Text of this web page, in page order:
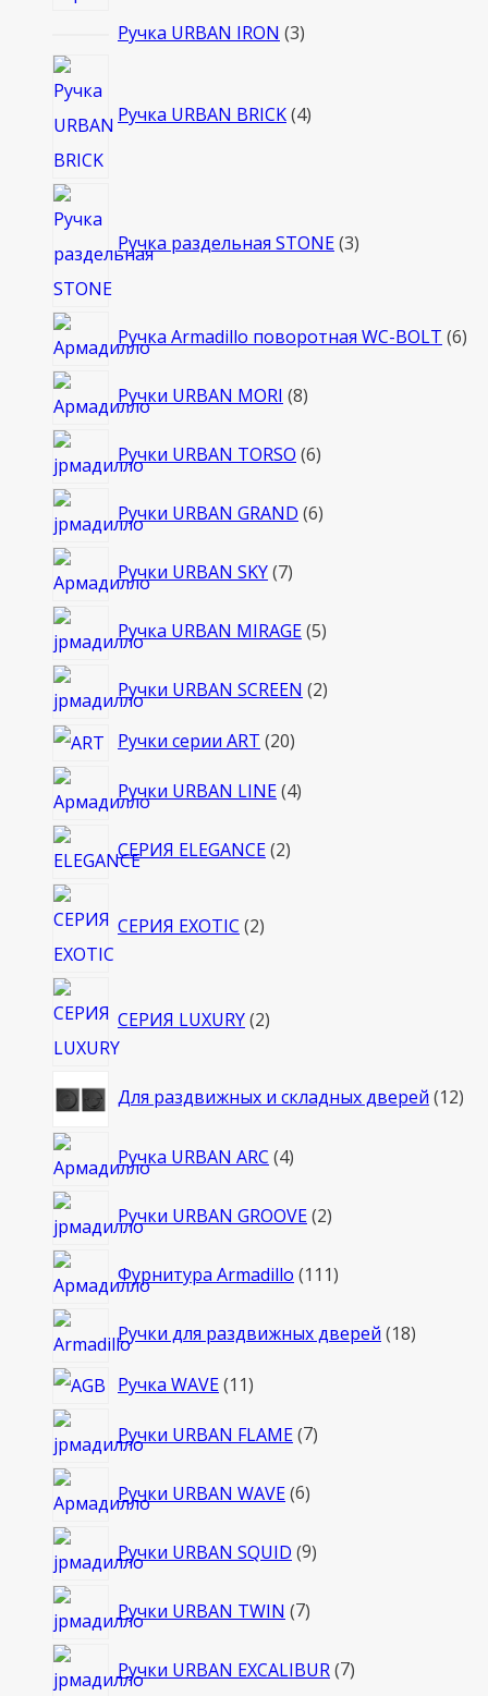
Ручка URBAN IRON 33
Ручка URBAN BRICK 4товара
Ручка раздельная STONE 3товара
Ручка Armadillo поворотная WC-BOLT 66
Ручки URBAN MORI 88
Ручки URBAN TORSO 66
Ручки URBAN GRAND 66
Ручки URBAN SKY 77
Ручка URBAN MIRAGE 55
Ручки URBAN SCREEN 22
Ручки серии ART 2020
Ручки URBAN LINE 44
СЕРИЯ ELEGANCE 22
СЕРИЯ EXOTIC 2товара
СЕРИЯ LUXURY 2товара
Для раздвижных и складных дверей 1212
Ручка URBAN ARC 44
Ручки URBAN GROOVE 22
Фурнитура Armadillo 111111
Ручки для раздвижных дверей 1818
Ручка WAVE 1111
Ручки URBAN FLAME 77
Ручки URBAN WAVE 66
Ручки URBAN SQUID 99
Ручки URBAN TWIN 77
Ручки URBAN EXCALIBUR 77